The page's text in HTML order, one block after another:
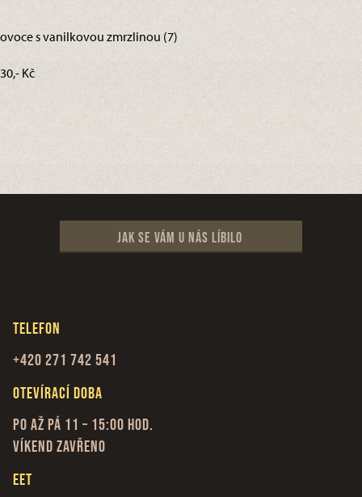
ovoce s vanilkovou zmrzlinou (7)
30,- Kč
Jak se vám u nás líbilo
Telefon
+420 271 742 541
Otevírací doba
Po až Pá 11 – 15:00 hod.
Víkend zavřeno
EET